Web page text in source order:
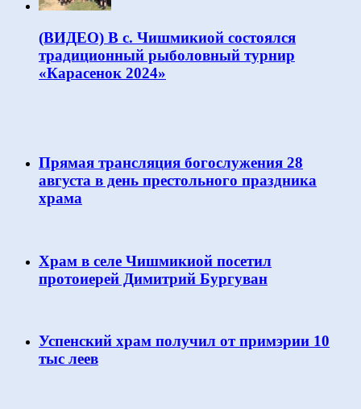
(ВИДЕО) В с. Чишмикиой состоялся
традиционный рыболовный турнир
«Карасенок 2024»
Прямая трансляция богослужения 28
августа в день престольного праздника
храма
Храм в селе Чишмикиой посетил
протоиерей Димитрий Бургуван
Успенский храм получил от примэрии 10
тыс леев